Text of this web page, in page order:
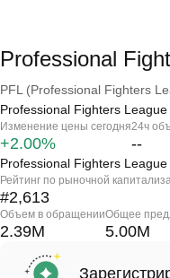
Professional
PFL (Professional Fighters
Professional Fighters
Изменение цены сегодня
+2.00%
24ч
--
Professional Fighters
Рейтинг по рыночной
#2,613
Объем в обращении
2.39M
Общее
5.00M